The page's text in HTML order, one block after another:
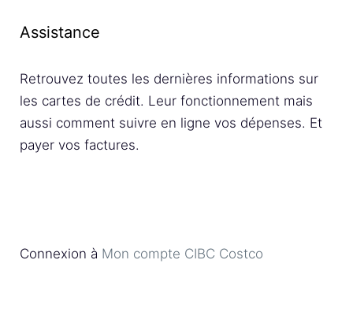
Assistance
Retrouvez toutes les dernières informations sur
les cartes de crédit. Leur fonctionnement mais
aussi comment suivre en ligne vos dépenses. Et
payer vos factures.
Connexion à Mon compte CIBC Costco